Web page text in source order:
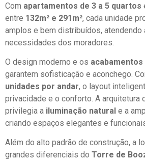
Com apartamentos de 3 a 5 quartos
entre 132m² e 291m², cada unidade
amplos e bem distribuídos, atendendo
necessidades dos moradores.
O design moderno e os
garantem sofisticação e aconchego.
unidades por andar, o layout
privacidade e o conforto. A arquitetura
privilegia a iluminação natural e a
criando espaços elegantes e
Além do alto padrão de construção, a
grandes diferenciais do Torre de